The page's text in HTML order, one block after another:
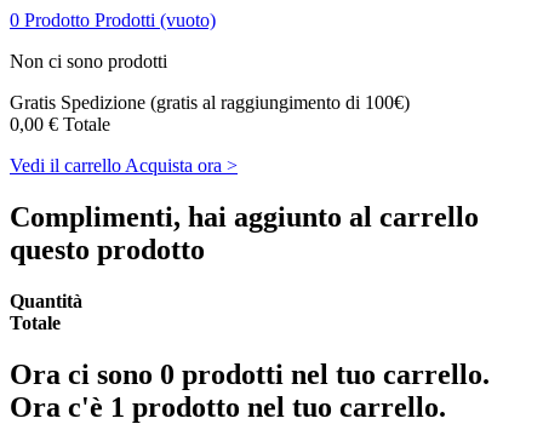
0 Prodotto Prodotti (vuoto)
Non ci sono prodotti
Gratis Spedizione (gratis al raggiungimento di 100€)
0,00 € Totale
Vedi il carrello Acquista ora >
Complimenti, hai aggiunto al carrello
questo prodotto
Quantità
Totale
Ora ci sono 0 prodotti nel tuo carrello.
Ora c'è 1 prodotto nel tuo carrello.